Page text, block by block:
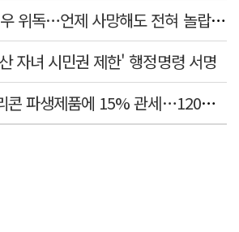
"이란 모즈타바 매우 위독…언제 사망해도 전혀 놀랍지 않아"
자녀 시민권 제한' 행정명령 서명
[속보] 美, 폴리실리콘 파생제품에 15% 관세…120일 뒤 발효